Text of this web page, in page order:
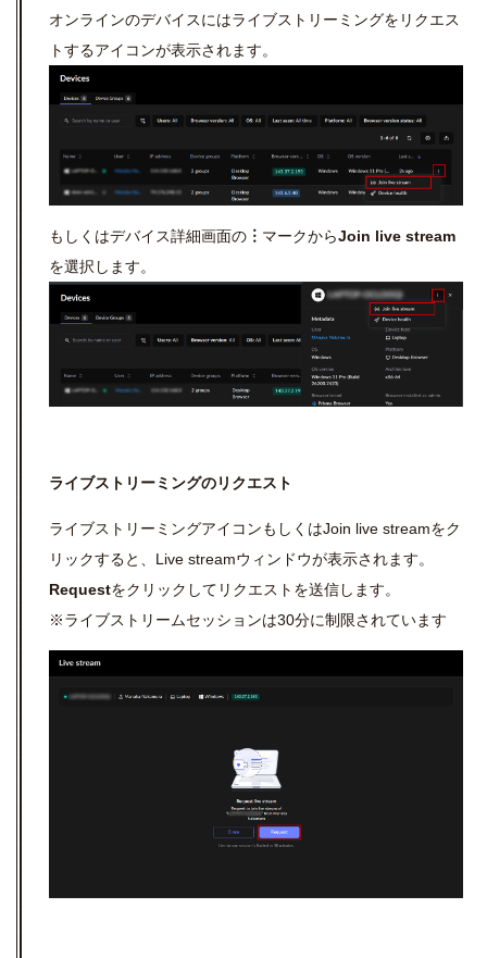
オンラインのデバイスにはライブストリーミングをリクエス
トするアイコンが表示されます。
もしくはデバイス詳細画面の ︙ マークからJoin live stream
を選択します。
ライブストリーミングのリクエスト
ライブストリーミングアイコンもしくはJoin live streamをク
リックすると、 Live streamウィンドウが表示されます。
Requestをクリックしてリクエストを送信します。
※ライブストリームセッションは30分に制限されています